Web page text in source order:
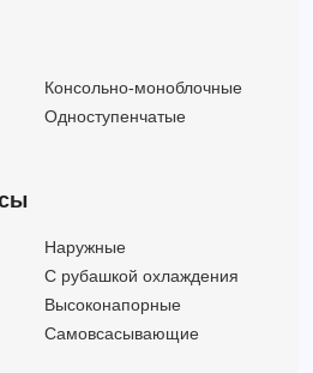
Консольно-моноблочные
Одноступенчатые
Наружные
С рубашкой охлаждения
Высоконапорные
Самовсасывающие